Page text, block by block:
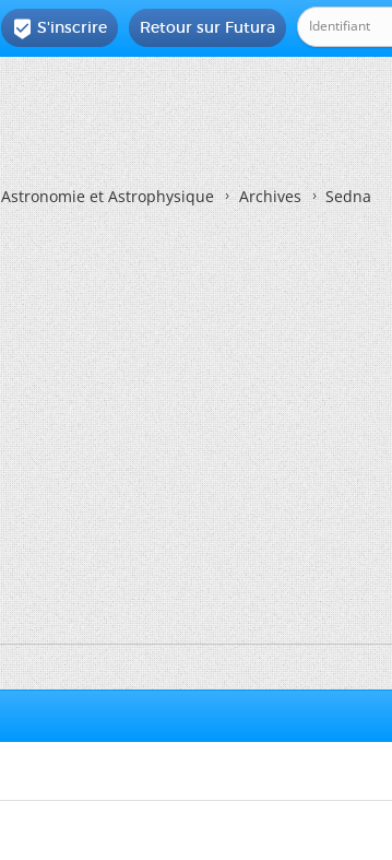
Retour sur Futura
 S'inscrire
Astronomie et Astrophysique Archives Sedna